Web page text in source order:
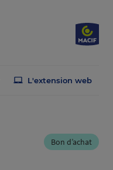
L'extension web
Bon d’achat